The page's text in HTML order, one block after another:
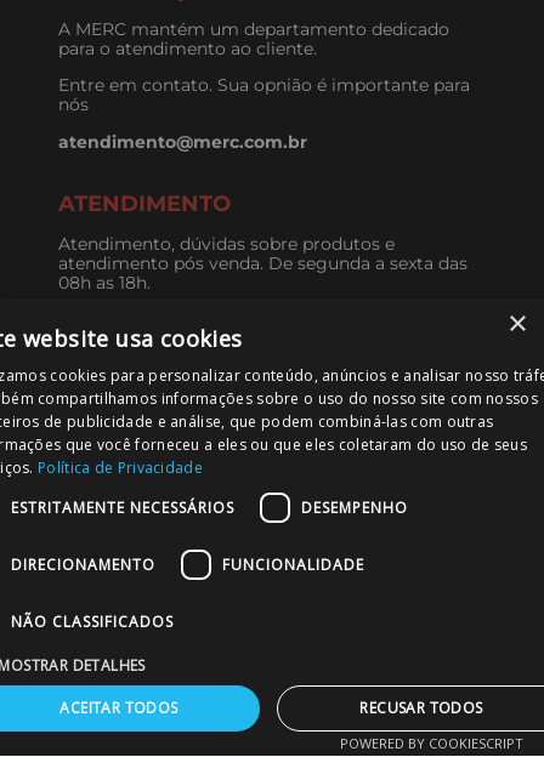
A MERC mantém um departamento dedicado
para o atendimento ao cliente.
Entre em contato. Sua opnião é importante para
nós
atendimento@merc.com.br
ATENDIMENTO
Atendimento, dúvidas sobre produtos e
atendimento pós venda. De segunda a sexta das
08h as 18h.
COMPRE EM ATACADO
Compre em grandes quantidades e obtenha
atendimento especializado no seu projeto.
vendas@merc.com.br
FORMAS DE PAGAMENTO
×
website usa cookies
cookies para personalizar conteúdo, anúncios e analisar nosso
compartilhamos informações sobre o uso do nosso site com nossos
de publicidade e análise, que podem combiná-las com outras
que você forneceu a eles ou que eles coletaram do uso de seus
Política de Privacidade
ESTRITAMENTE NECESSÁRIOS
DESEMPENHO
DIRECIONAMENTO FUNCIONALIDADE
NÃO CLASSIFICADOS
DETALHES
ACEITAR TODOS RECUSAR TODOS
POWERED BY COOKIESCRIPT